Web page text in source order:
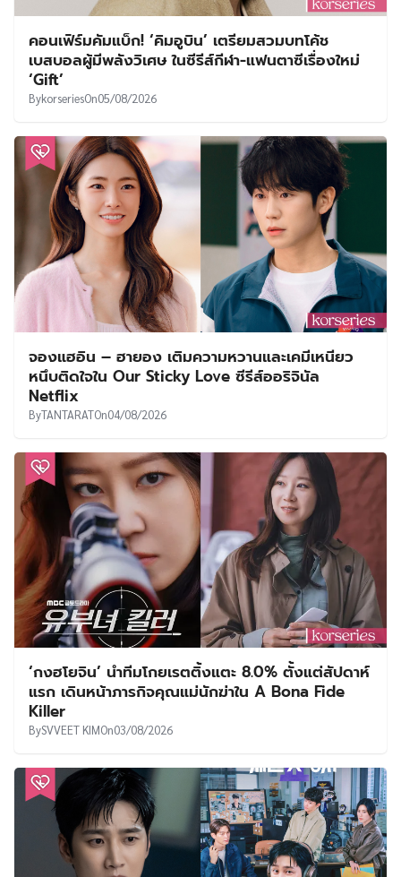
คอนเฟิร์มคัมแบ็ก! ‘คิมอูบิน’ เตรียมสวมบทโค้ช
เบสบอลผู้มีพลังวิเศษ ในซีรีส์กีฬา-แฟนตาซีเรื่องใหม่
‘Gift’
BykorseriesOn05/08/2026
จองแฮอิน – ฮายอง เติมความหวานและเคมีเหนียว
หนึบติดใจใน Our Sticky Love ซีรีส์ออริจินัล
Netflix
ByTANTARATOn04/08/2026
‘กงฮโยจิน’ นำทีมโกยเรตติ้งแตะ 8.0% ตั้งแต่สัปดาห์
แรก เดินหน้าภารกิจคุณแม่นักฆ่าใน A Bona Fide
Killer
BySVVEET KIMOn03/08/2026